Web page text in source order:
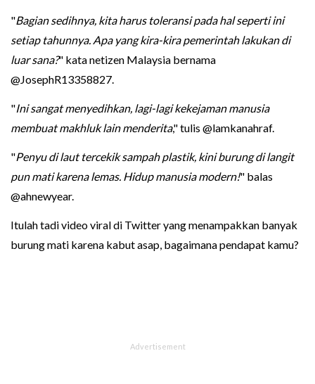
"Bagian sedihnya, kita harus toleransi pada hal seperti ini
setiap tahunnya. Apa yang kira-kira pemerintah lakukan di
luar sana?" kata netizen Malaysia bernama
@JosephR13358827.
"Ini sangat menyedihkan, lagi-lagi kekejaman manusia
membuat makhluk lain menderita," tulis @lamkanahraf.
"Penyu di laut tercekik sampah plastik, kini burung di langit
pun mati karena lemas. Hidup manusia modern!" balas
@ahnewyear.
Itulah tadi video viral di Twitter yang menampakkan banyak
burung mati karena kabut asap, bagaimana pendapat kamu?